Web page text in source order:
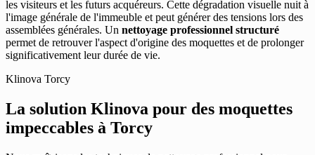
les visiteurs et les futurs acquéreurs. Cette dégradation visuelle nuit à
l'image générale de l'immeuble et peut générer des tensions lors des
assemblées générales. Un nettoyage professionnel structuré
permet de retrouver l'aspect d'origine des moquettes et de prolonger
significativement leur durée de vie.
Klinova Torcy
La solution Klinova pour des moquettes
impeccables à Torcy